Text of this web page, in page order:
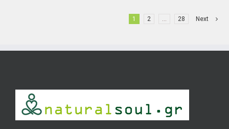
1 2 … 28 Next